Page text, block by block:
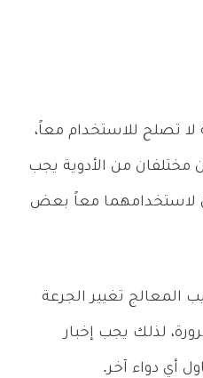
لا تصلح للاستخدام معاً،
من الأدوية يجب
لاستخدامهما معاً بعض
المعالج تغيير الجرعة
لذلك يجب إخبار
أي دواء آخر.